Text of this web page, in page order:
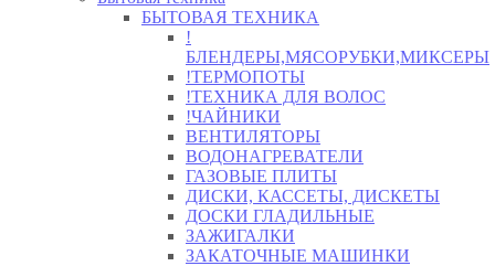
БЫТОВАЯ ТЕХНИКА
!
БЛЕНДЕРЫ,МЯСОРУБКИ,МИКСЕРЫ
!ТЕРМОПОТЫ
!ТЕХНИКА ДЛЯ ВОЛОС
!ЧАЙНИКИ
ВЕНТИЛЯТОРЫ
ВОДОНАГРЕВАТЕЛИ
ГАЗОВЫЕ ПЛИТЫ
ДИСКИ, КАССЕТЫ, ДИСКЕТЫ
ДОСКИ ГЛАДИЛЬНЫЕ
ЗАЖИГАЛКИ
ЗАКАТОЧНЫЕ МАШИНКИ